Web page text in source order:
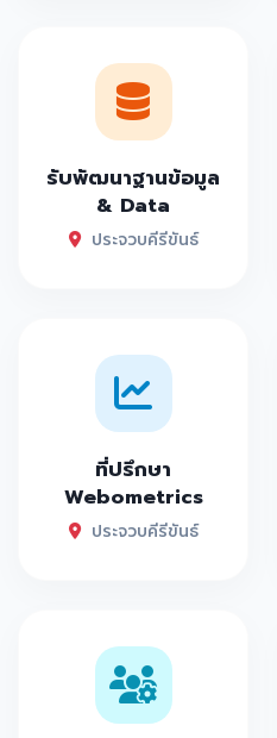
รับพัฒนาฐานข้อมูล
& Data
ประจวบคีรีขันธ์
ที่ปรึกษา
Webometrics
ประจวบคีรีขันธ์